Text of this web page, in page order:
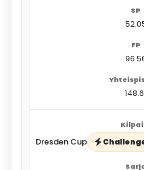
Dresden Cup